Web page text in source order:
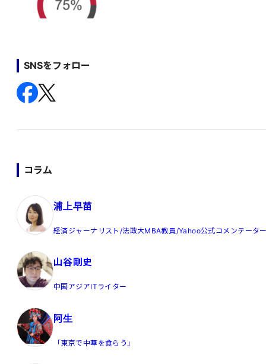
SNSをフォロー
コラム
浦上早苗
経済ジャーナリスト/法政大MBA教員/Yahoo公式コメンテータ
山谷剛史
中国アジアITライター
阿生
「東京で中華を食らう」